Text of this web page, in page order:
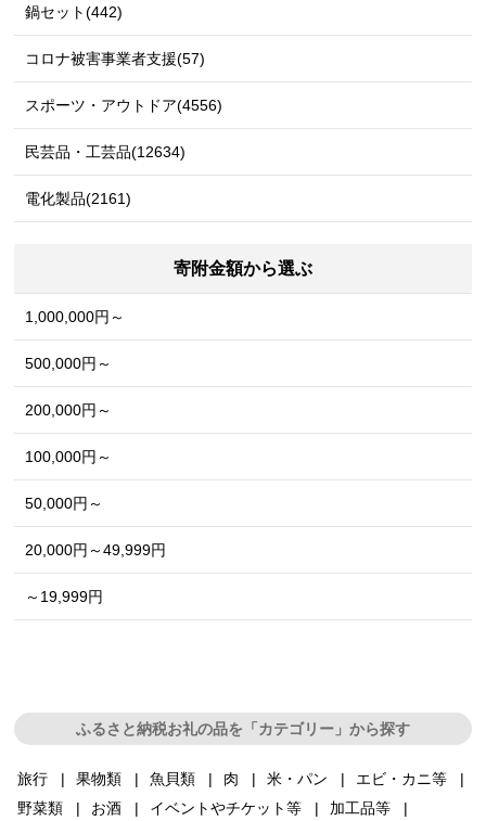
鍋セット(442)
コロナ被害事業者支援(57)
スポーツ・アウトドア(4556)
民芸品・工芸品(12634)
電化製品(2161)
寄附金額から選ぶ
1,000,000円～
500,000円～
200,000円～
100,000円～
50,000円～
20,000円～49,999円
～19,999円
ふるさと納税お礼の品を「カテゴリー」から探す
旅行 果物類 魚貝類 肉 米・パン
エビ・カニ等
野菜類
お酒 イベントやチケット等
加工品等